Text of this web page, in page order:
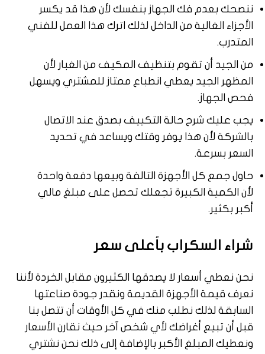
ننصحك بعدم فك الجهاز بنفسك لأن هذا قد يكسر
الأجزاء الغالية من الداخل لذلك اترك هذا العمل للفني
المتدرب.
من الجيد أن تقوم بتنظيف المكيف من الغبار لأن
المظهر الجيد يعطي انطباع ممتاز للمشتري ويسهل
فحص الجهاز.
يجب عليك شرح حالة التكييف بصدق عند الاتصال
بالشركة لأن هذا يوفر وقتك ويساعد في تحديد
السعر بسرعة.
حاول جمع كل الأجهزة التالفة وبيعها دفعة واحدة
لأن الكمية الكبيرة تجعلك تحصل على مبلغ مالي
أكبر بكثير.
شراء السكراب بأعلى سعر
نحن نعطي أسعار لا يصدقها الكثيرون مقابل الخردة لأننا
نعرف قيمة الأجهزة القديمة ونقدر جودة صناعتها
السابقة لذلك نطلب منك في كل الأوقات أن تتصل بنا
قبل أن تبيع أغراضك لأي شخص آخر حيث نقارن الأسعار
ونعطيك المبلغ الأكبر بالإضافة إلى ذلك نحن نشتري